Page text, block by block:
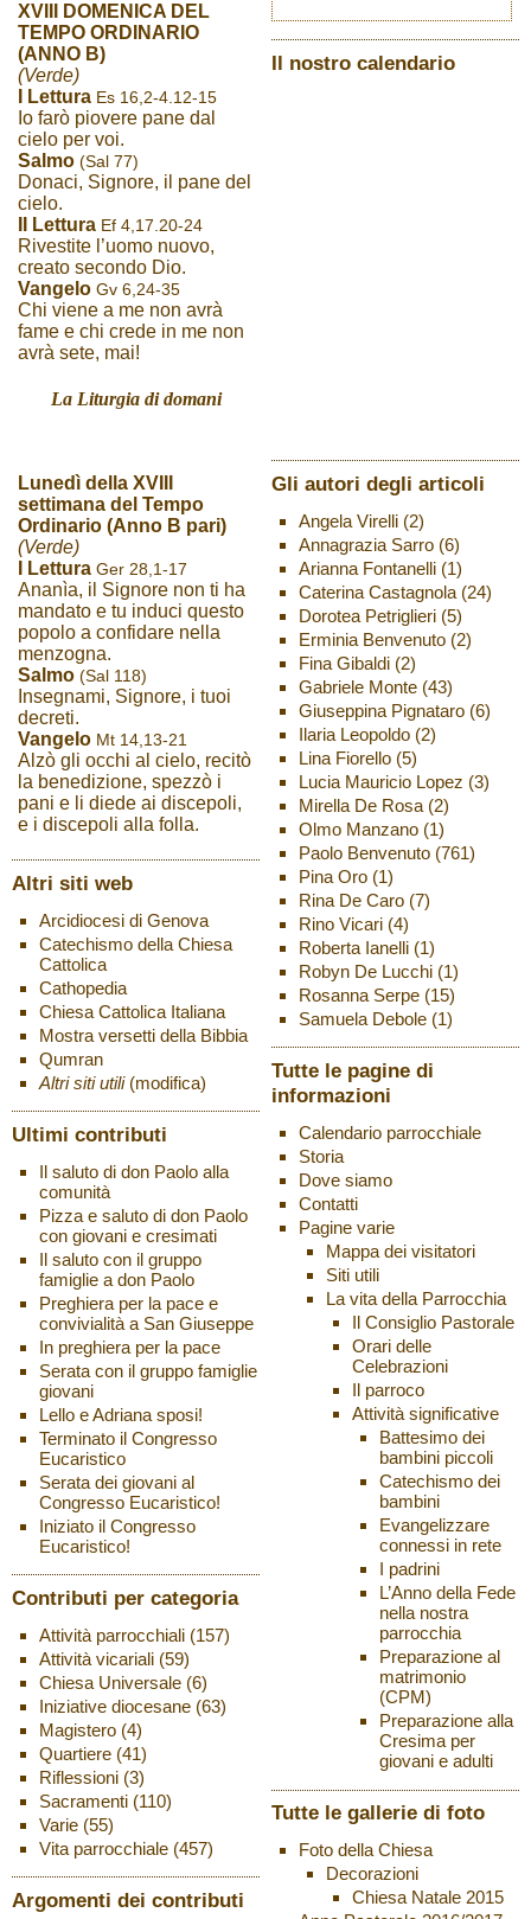
XVIII DOMENICA DEL
TEMPO ORDINARIO
(ANNO B)
(Verde)
I Lettura Es 16,2-4.12-15
Io farò piovere pane dal
cielo per voi.
Salmo (Sal 77)
Donaci, Signore, il pane del
cielo.
II Lettura Ef 4,17.20-24
Rivestite l’uomo nuovo,
creato secondo Dio.
Vangelo Gv 6,24-35
Chi viene a me non avrà
fame e chi crede in me non
avrà sete, mai!
La Liturgia di domani
Lunedì della XVIII
settimana del Tempo
Ordinario (Anno B pari)
(Verde)
I Lettura Ger 28,1-17
Ananìa, il Signore non ti ha
mandato e tu induci questo
popolo a confidare nella
menzogna.
Salmo (Sal 118)
Insegnami, Signore, i tuoi
decreti.
Vangelo Mt 14,13-21
Alzò gli occhi al cielo, recitò
la benedizione, spezzò i
pani e li diede ai discepoli,
e i discepoli alla folla.
Altri siti web
Arcidiocesi di Genova
Catechismo della Chiesa
Cattolica
Cathopedia
Chiesa Cattolica Italiana
Mostra versetti della Bibbia
Qumran
Altri siti utili (modifica)
Ultimi contributi
Il saluto di don Paolo alla
comunità
Pizza e saluto di don Paolo
con giovani e cresimati
Il saluto con il gruppo
famiglie a don Paolo
Preghiera per la pace e
convivialità a San Giuseppe
In preghiera per la pace
Serata con il gruppo famiglie
giovani
Lello e Adriana sposi!
Terminato il Congresso
Eucaristico
Serata dei giovani al
Congresso Eucaristico!
Iniziato il Congresso
Eucaristico!
Contributi per categoria
Attività parrocchiali(157)
Attività vicariali(59)
Chiesa Universale(6)
Iniziative diocesane(63)
Magistero(4)
Quartiere(41)
Riflessioni(3)
Sacramenti(110)
Varie(55)
Vita parrocchiale(457)
Argomenti dei contributi
Il nostro calendario
Gli autori degli articoli
Angela Virelli(2)
Annagrazia Sarro(6)
Arianna Fontanelli(1)
Caterina Castagnola(24)
Dorotea Petriglieri(5)
Erminia Benvenuto(2)
Fina Gibaldi(2)
Gabriele Monte(43)
Giuseppina Pignataro(6)
Ilaria Leopoldo(2)
Lina Fiorello(5)
Lucia Mauricio Lopez (3)
Mirella De Rosa(2)
Olmo Manzano(1)
Paolo Benvenuto(761)
Pina Oro(1)
Rina De Caro(7)
Rino Vicari(4)
Roberta Ianelli(1)
Robyn De Lucchi(1)
Rosanna Serpe(15)
Samuela Debole(1)
Tutte le pagine di
informazioni
Calendario parrocchiale
Storia
Dove siamo
Contatti
Pagine varie
Mappa dei visitatori
Siti utili
La vita della Parrocchia
Il Consiglio Pastorale
Orari delle
Celebrazioni
Il parroco
Attività significative
Battesimo dei
bambini piccoli
Catechismo dei
bambini
Evangelizzare
connessi in rete
I padrini
L’Anno della Fede
nella nostra
parrocchia
Preparazione al
matrimonio
(CPM)
Preparazione alla
Cresima per
giovani e adulti
Tutte le gallerie di foto
Foto della Chiesa
Decorazioni
Chiesa Natale 2015